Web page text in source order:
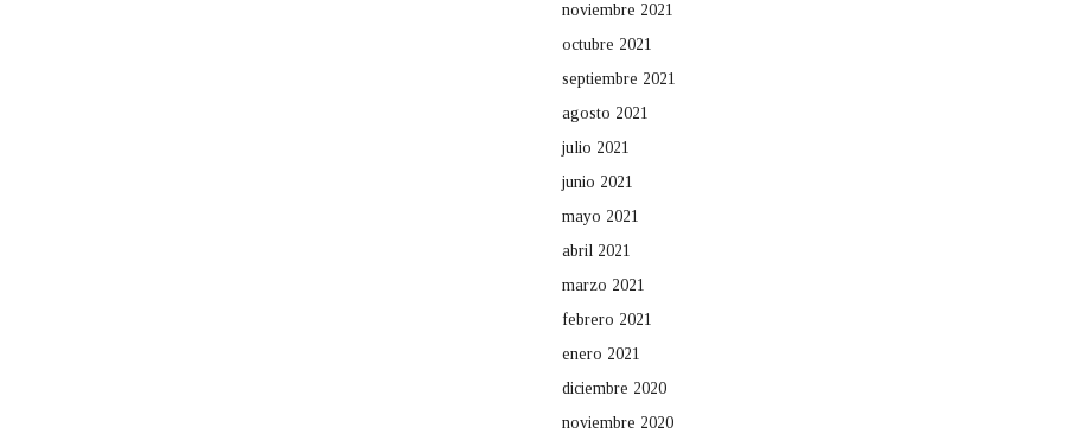
noviembre 2021
octubre 2021
septiembre 2021
agosto 2021
julio 2021
junio 2021
mayo 2021
abril 2021
marzo 2021
febrero 2021
enero 2021
diciembre 2020
noviembre 2020